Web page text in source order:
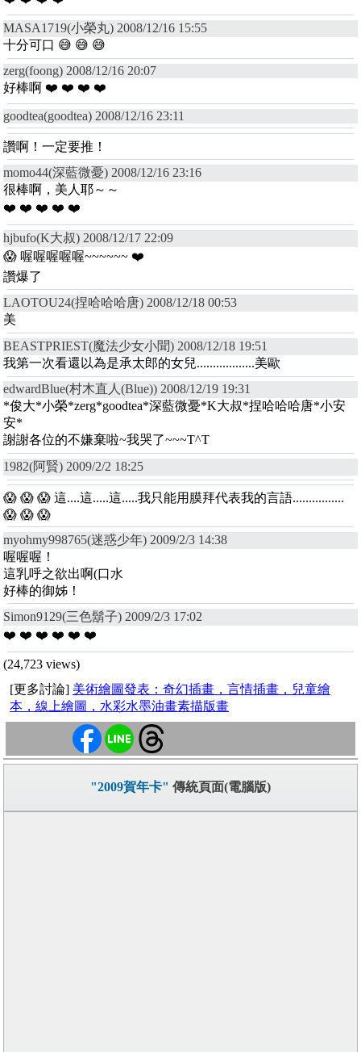
MASA1719(小榮丸) 2008/12/16 15:55
十分可口 😅 😅 😅
zerg(foong) 2008/12/16 20:07
好棒啊 ❤️ ❤️ ❤️ ❤️
goodtea(goodtea) 2008/12/16 23:11
讚啊！一定要推！
momo44(深藍微憂) 2008/12/16 23:16
很棒啊，美人耶～～
❤️ ❤️ ❤️ ❤️ ❤️
hjbufo(K大叔) 2008/12/17 22:09
😱 喔喔喔喔喔~~~~~~ ❤️
讚爆了
LAOTOU24(捏哈哈哈唐) 2008/12/18 00:53
美
BEASTPRIEST(魔法少女小聞) 2008/12/18 19:51
我第一次看還以為是承太郎的女兒..................美歐
edwardBlue(村木直人(Blue)) 2008/12/19 19:31
*俊大*小榮*zerg*goodtea*深藍微憂*K大叔*捏哈哈哈唐*小安
安*
謝謝各位的不嫌棄啦~我哭了~~~T^T
1982(阿賢) 2009/2/2 18:25
😱 😱 😱 這....這.....這.....我只能用膜拜代表我的言語................
😱 😱 😱
myohmy998765(迷惑少年) 2009/2/3 14:38
喔喔喔！
這乳呼之欲出啊(口水
好棒的御姊！
Simon9129(三色鬍子) 2009/2/3 17:02
❤️ ❤️ ❤️ ❤️ ❤️ ❤️
(24,723 views)
[更多討論] 美術繪圖發表：奇幻插畫，言情插畫，兒童繪
本，線上繪圖，水彩水墨油畫素描版畫
"2009賀年卡" 傳統頁面(電腦版)